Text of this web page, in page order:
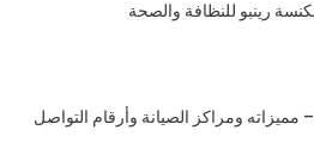
رينبو للنظافة والصحة
مميزاته ومراكز الصيانة وأرقام التواصل